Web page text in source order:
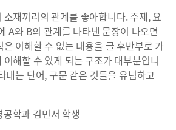
재끼리의 관계를 좋아합니다. 주제, 요
A와 B의 관계를 나타낸 문장이 나오면
이해할 수 없는 내용을 글 후반부로 가
해할 수 있게 되는 구조가 대부분입니
내는 단어, 구문 같은 것들을 유념하고
학과 김민서 학생